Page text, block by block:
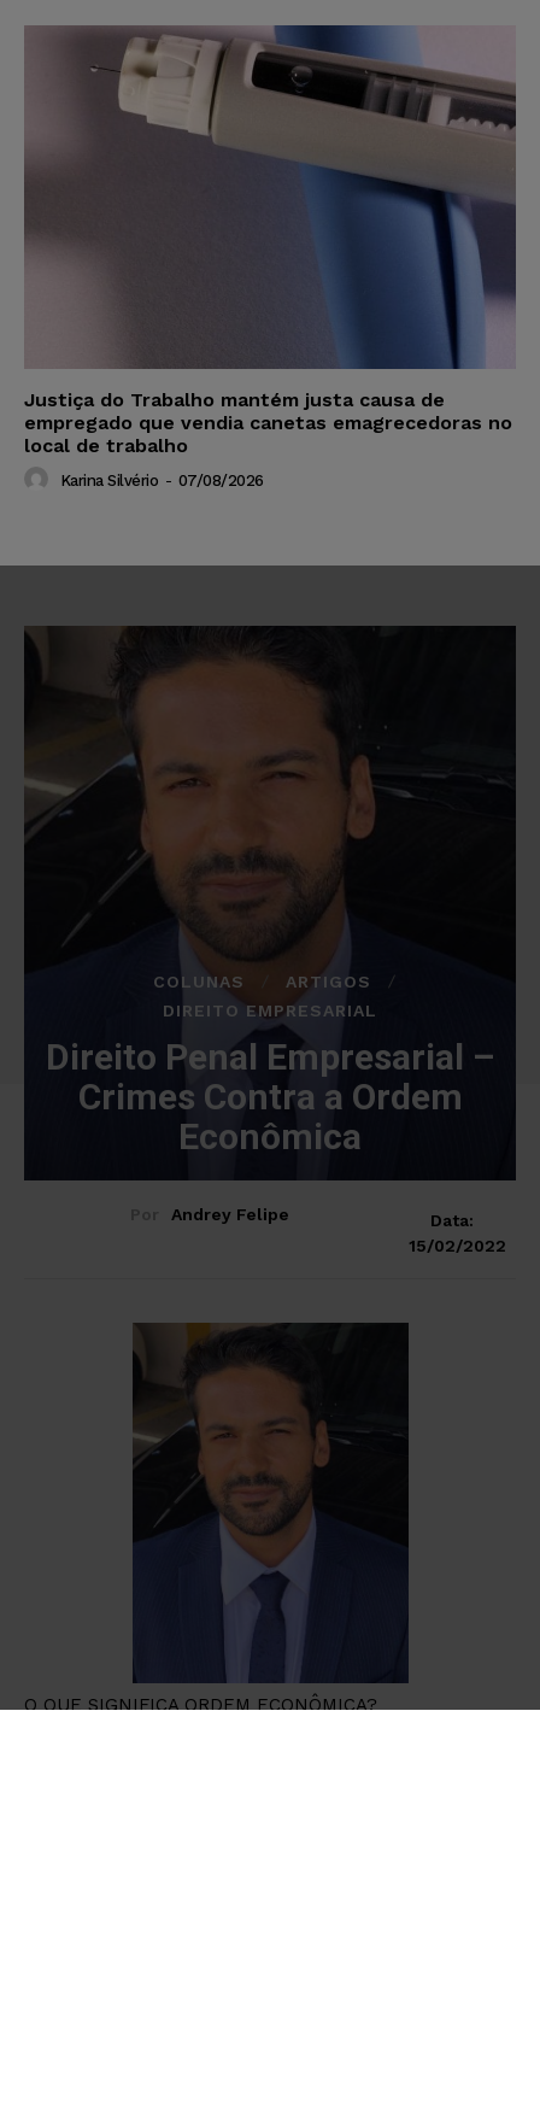
Justiça do Trabalho mantém justa causa de
empregado que vendia canetas emagrecedoras no
local de trabalho
Karina Silvério - 07/08/2026